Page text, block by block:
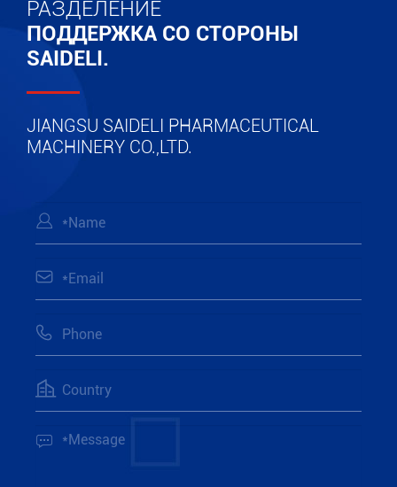
РАЗДЕЛЕНИЕ
ПОДДЕРЖКА СО СТОРОНЫ
SAIDELI.
JIANGSU SAIDELI PHARMACEUTICAL
MACHINERY CO.,LTD.




